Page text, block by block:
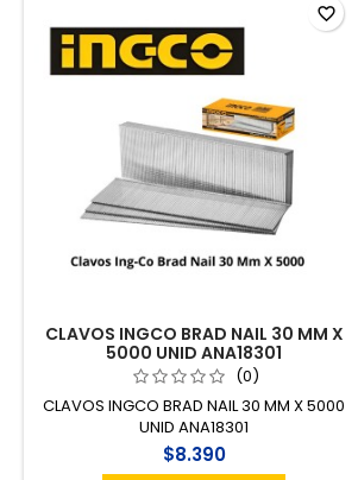
CLAVOS INGCO BRAD NAIL 30 MM X
5000 UNID ANA18301
(0)
CLAVOS INGCO BRAD NAIL 30 MM X 5000
UNID ANA18301
$8.390
favorite_border